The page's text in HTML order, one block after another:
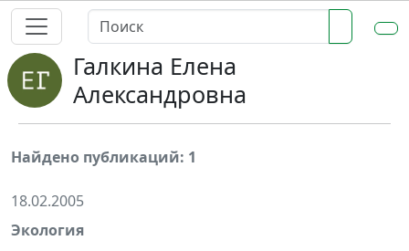
Галкина Елена
Александровна
Найдено публикаций: 1
18.02.2005
Экология